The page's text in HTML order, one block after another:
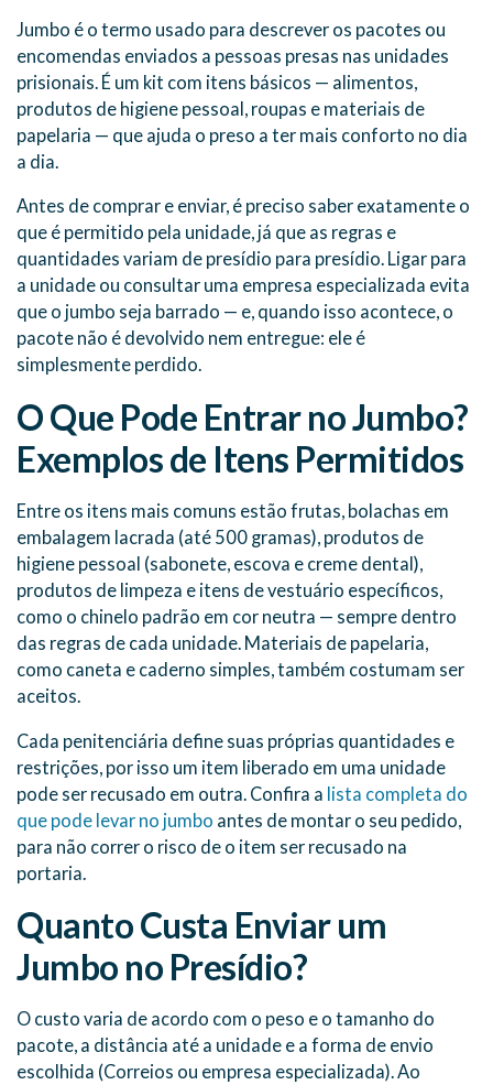
Jumbo é o termo usado para descrever os pacotes ou
encomendas enviados a pessoas presas nas unidades
prisionais. É um kit com itens básicos — alimentos,
produtos de higiene pessoal, roupas e materiais de
papelaria — que ajuda o preso a ter mais conforto no dia
a dia.
Antes de comprar e enviar, é preciso saber exatamente o
que é permitido pela unidade, já que as regras e
quantidades variam de presídio para presídio. Ligar para
a unidade ou consultar uma empresa especializada evita
que o jumbo seja barrado — e, quando isso acontece, o
pacote não é devolvido nem entregue: ele é
simplesmente perdido.
O Que Pode Entrar no Jumbo?
Exemplos de Itens Permitidos
Entre os itens mais comuns estão frutas, bolachas em
embalagem lacrada (até 500 gramas), produtos de
higiene pessoal (sabonete, escova e creme dental),
produtos de limpeza e itens de vestuário específicos,
como o chinelo padrão em cor neutra — sempre dentro
das regras de cada unidade. Materiais de papelaria,
como caneta e caderno simples, também costumam ser
aceitos.
Cada penitenciária define suas próprias quantidades e
restrições, por isso um item liberado em uma unidade
pode ser recusado em outra. Confira a lista completa do
que pode levar no jumbo antes de montar o seu pedido,
para não correr o risco de o item ser recusado na
portaria.
Quanto Custa Enviar um
Jumbo no Presídio?
O custo varia de acordo com o peso e o tamanho do
pacote, a distância até a unidade e a forma de envio
escolhida (Correios ou empresa especializada). Ao